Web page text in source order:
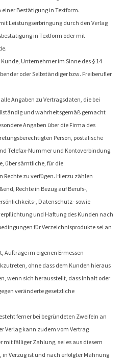
Bestätigung in Textform.
Leistungserbringung durch den Verlag
in Textform oder mit
Unternehmer im Sinne des § 14
oder Selbständiger bzw. Freiberufler
Angaben zu Vertragsdaten, die bei
und wahrheitsgemäß gemacht
Angaben über die Firma des
Person, postalische
Telefax-Nummer und Kontoverbindung.
über sämtliche, für die
zu verfügen. Hierzu zählen
Rechte in Bezug auf Berufs-,
, Datenschutz- sowie
und Haftung des Kunden nach
für Verzeichnisprodukte sei an
Aufträge im eigenen Ermessen
ohne dass dem Kunden hieraus
wenn sich herausstellt, dass Inhalt oder
veränderte gesetzliche
ferner bei begründeten Zweifeln an
Verlag kann zudem vom Vertrag
fälliger Zahlung, sei es aus diesem
Verzug ist und nach erfolgter Mahnung